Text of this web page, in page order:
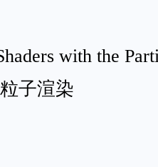
with the
子渲染